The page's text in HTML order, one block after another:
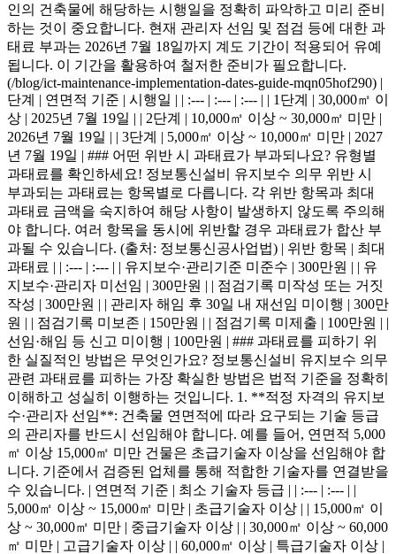
인의 건축물에 해당하는 시행일을 정확히 파악하고 미리 준비
하는 것이 중요합니다. 현재 관리자 선임 및 점검 등에 대한 과
태료 부과는 2026년 7월 18일까지 계도 기간이 적용되어 유예
됩니다. 이 기간을 활용하여 철저한 준비가 필요합니다.
(/blog/ict-maintenance-implementation-dates-guide-mqn05hof290) |
단계 | 연면적 기준 | 시행일 | | :--- | :--- | :--- | | 1단계 | 30,000㎡ 이
상 | 2025년 7월 19일 | | 2단계 | 10,000㎡ 이상 ~ 30,000㎡ 미만 |
2026년 7월 19일 | | 3단계 | 5,000㎡ 이상 ~ 10,000㎡ 미만 | 2027
년 7월 19일 | ### 어떤 위반 시 과태료가 부과되나요? 유형별
과태료를 확인하세요! 정보통신설비 유지보수 의무 위반 시
부과되는 과태료는 항목별로 다릅니다. 각 위반 항목과 최대
과태료 금액을 숙지하여 해당 사항이 발생하지 않도록 주의해
야 합니다. 여러 항목을 동시에 위반할 경우 과태료가 합산 부
과될 수 있습니다. (출처: 정보통신공사업법) | 위반 항목 | 최대
과태료 | | :--- | :--- | | 유지보수·관리기준 미준수 | 300만원 | | 유
지보수·관리자 미선임 | 300만원 | | 점검기록 미작성 또는 거짓
작성 | 300만원 | | 관리자 해임 후 30일 내 재선임 미이행 | 300만
원 | | 점검기록 미보존 | 150만원 | | 점검기록 미제출 | 100만원 | |
선임·해임 등 신고 미이행 | 100만원 | ### 과태료를 피하기 위
한 실질적인 방법은 무엇인가요? 정보통신설비 유지보수 의무
관련 과태료를 피하는 가장 확실한 방법은 법적 기준을 정확히
이해하고 성실히 이행하는 것입니다. 1. **적정 자격의 유지보
수·관리자 선임**: 건축물 연면적에 따라 요구되는 기술 등급
의 관리자를 반드시 선임해야 합니다. 예를 들어, 연면적 5,000
㎡ 이상 15,000㎡ 미만 건물은 초급기술자 이상을 선임해야 합
니다. 기준에서 검증된 업체를 통해 적합한 기술자를 연결받을
수 있습니다. | 연면적 기준 | 최소 기술자 등급 | | :--- | :--- | |
5,000㎡ 이상 ~ 15,000㎡ 미만 | 초급기술자 이상 | | 15,000㎡ 이
상 ~ 30,000㎡ 미만 | 중급기술자 이상 | | 30,000㎡ 이상 ~ 60,000
㎡ 미만 | 고급기술자 이상 | | 60,000㎡ 이상 | 특급기술자 이상 |